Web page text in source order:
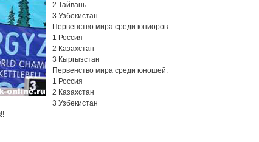
2 Тайвань
3 Узбекистан
Первенство мира среди юниоров:
1 Россия
2 Казахстан
3 Кыргызстан
Первенство мира среди юношей:
1 Россия
2 Казахстан
3 Узбекистан